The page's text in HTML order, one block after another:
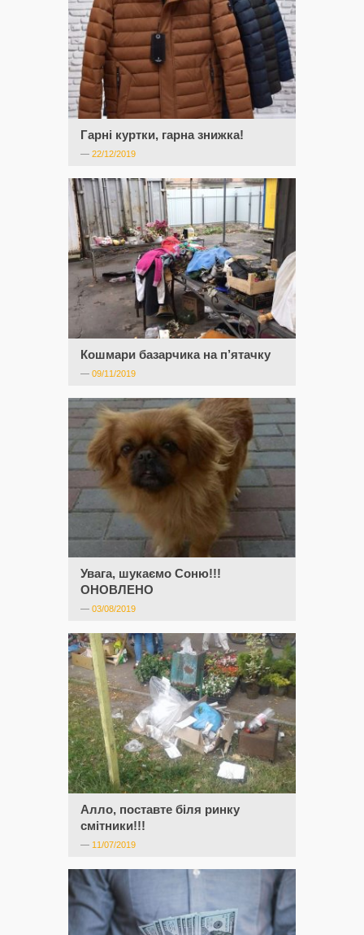
Гарні куртки, гарна знижка!
— 22/12/2019
Кошмари базарчика на п’ятачку
— 09/11/2019
Увага, шукаємо Соню!!!
ОНОВЛЕНО
— 03/08/2019
Алло, поставте біля ринку
смітники!!!
— 11/07/2019